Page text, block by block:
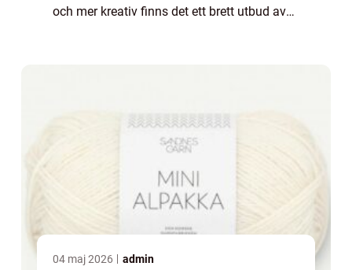
och mer kreativ finns det ett brett utbud av
04 maj 2026 admin